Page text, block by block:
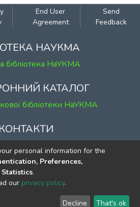
End User
Agreement
Send
Feedback
НАУКМА
бібліотека НаУКМА
КАТАЛОГ
бібліотеки НаУКМА
КОНТАКТИ
Григорія Сковороди, 2
к. 1, к. 120
(044) 463-69-31
personal information for the
Preferences,
.
our privacy policy.
Decline That's ok